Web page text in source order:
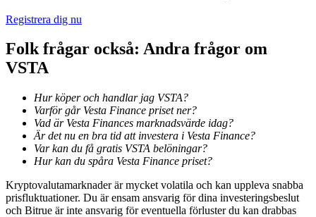
Information
Big data-analys inklusive handelsinformation, etc.
Registrera dig nu
Folk frågar också: Andra frågor om
VSTA
Hur köper och handlar jag VSTA?
Varför går Vesta Finance priset ner?
Vad är Vesta Finances marknadsvärde idag?
Är det nu en bra tid att investera i Vesta Finance?
Var kan du få gratis VSTA belöningar?
Hur kan du spåra Vesta Finance priset?
Kryptovalutamarknader är mycket volatila och kan uppleva snabba
prisfluktuationer. Du är ensam ansvarig för dina investeringsbeslut
och Bitrue är inte ansvarig för eventuella förluster du kan drabbas